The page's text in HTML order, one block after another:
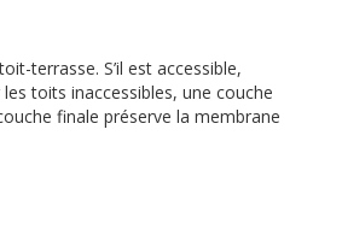
terrasse. S’il est accessible,
toits inaccessibles, une couche
finale préserve la membrane